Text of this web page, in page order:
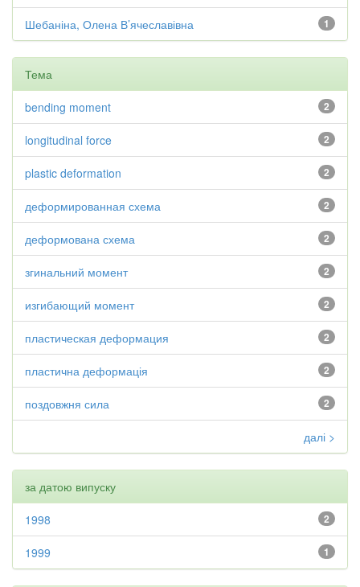
1
Шебаніна, Олена В’ячеславівна
Тема
2
bending moment
2
longitudinal force
2
plastic deformation
2
деформированная схема
2
деформована схема
2
згинальний момент
2
изгибающий момент
2
пластическая деформация
2
пластична деформація
2
поздовжня сила
далі >
за датою випуску
2
1998
1
1999